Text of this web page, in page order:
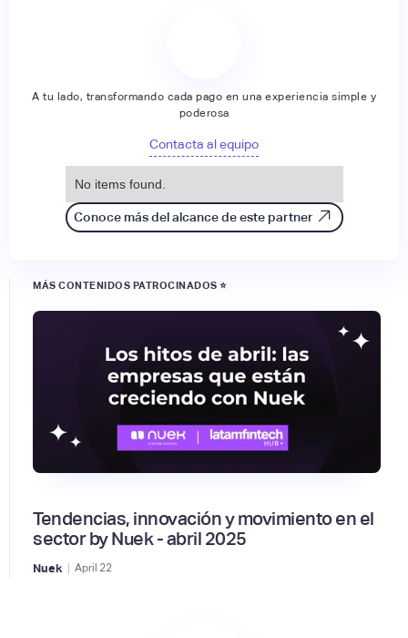
A tu lado, transformando cada pago en una experiencia simple y
poderosa
Contacta al equipo
No items found.
Conoce más del alcance de este partner
MÁS CONTENIDOS PATROCINADOS ⭐
Tendencias, innovación y movimiento en el
sector by Nuek - abril 2025
Nuek | April 22